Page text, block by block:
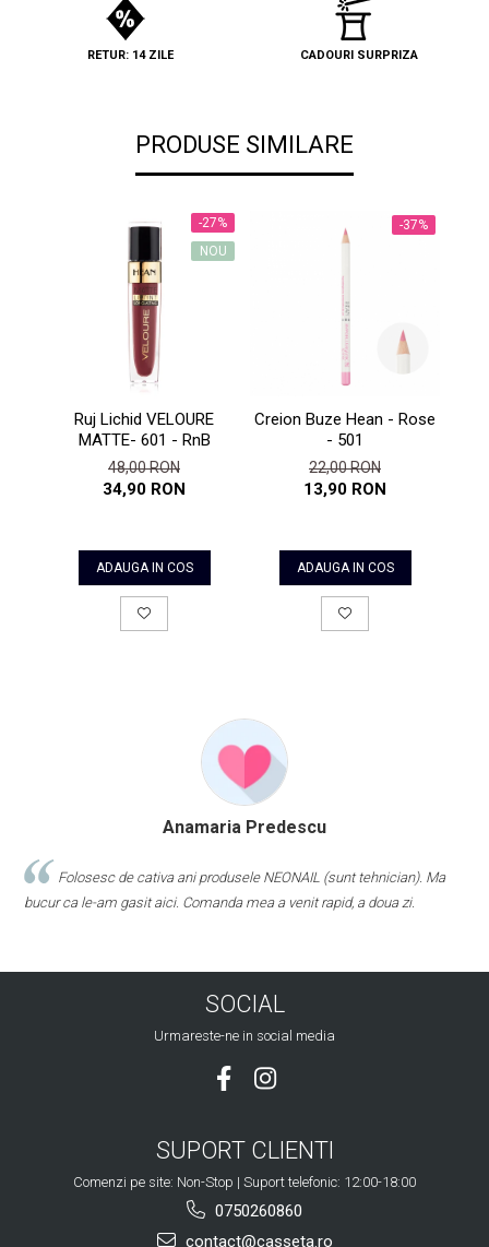
RETUR: 14 ZILE CADOURI SURPRIZA
PRODUSE SIMILARE
-27%
NOU
Ruj Lichid VELOURE
MATTE- 601 - RnB
48,00 RON
34,90 RON
ADAUGA IN COS
-37%
Creion Buze Hean - Rose
- 501
22,00 RON
13,90 RON
ADAUGA IN COS
Anamaria Predescu
Folosesc de cativa ani produsele NEONAIL (sunt tehnician). Ma
bucur ca le-am gasit aici. Comanda mea a venit rapid, a doua zi.
SOCIAL
Urmareste-ne in social media
SUPORT CLIENTI
Comenzi pe site: Non-Stop | Suport telefonic: 12:00-18:00
0750260860
contact@casseta.ro